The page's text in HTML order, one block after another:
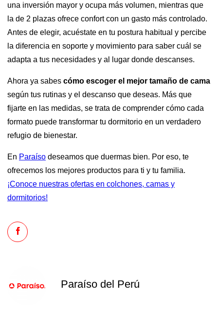
una inversión mayor y ocupa más volumen, mientras que
la de 2 plazas ofrece confort con un gasto más controlado.
Antes de elegir, acuéstate en tu postura habitual y percibe
la diferencia en soporte y movimiento para saber cuál se
adapta a tus necesidades y al lugar donde descanses.
Ahora ya sabes cómo escoger el mejor tamaño de cama
según tus rutinas y el descanso que deseas. Más que
fijarte en las medidas, se trata de comprender cómo cada
formato puede transformar tu dormitorio en un verdadero
refugio de bienestar.
En Paraíso deseamos que duermas bien. Por eso, te
ofrecemos los mejores productos para ti y tu familia.
¡Conoce nuestras ofertas en colchones, camas y
dormitorios!
Paraíso del Perú